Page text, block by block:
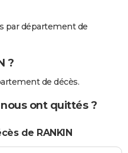
par département de
?
de décès.
ont quittés ?
de RANKIN